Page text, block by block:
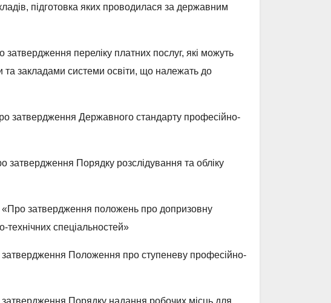
підготовка яких проводилася за державним
затвердження переліку платних послуг, які можуть
закладами системи освіти, що належать до
затвердження Державного стандарту професійно-
затвердження Порядку розслідування та обліку
«Про затвердження положень про допризовну
технічних спеціальностей»
Положення про ступеневу професійно-